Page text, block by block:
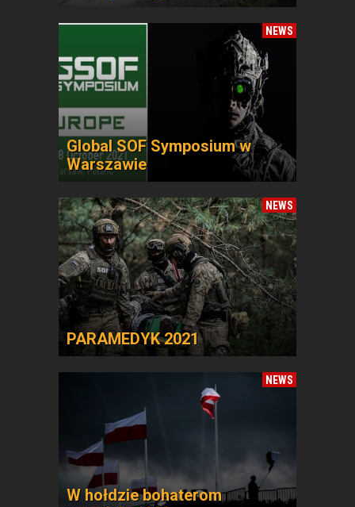
NEWS
Global SOF Symposium w
Warszawie
NEWS
PARAMEDYK 2021
NEWS
W hołdzie bohaterom